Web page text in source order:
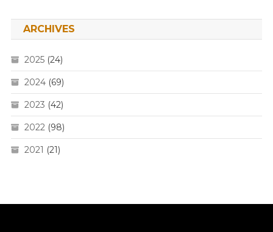
ARCHIVES
2025(24)
2024(69)
2023 (42)
2022 (98)
2021 (21)